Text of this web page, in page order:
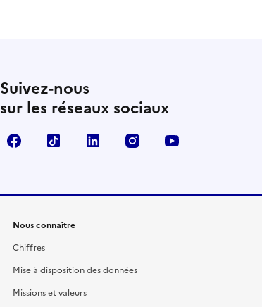
Suivez-nous
sur les réseaux sociaux
FacebookTikTok LinkedIn Instagram
Nous connaître
Chiffres
Mise à disposition des données
Missions et valeurs